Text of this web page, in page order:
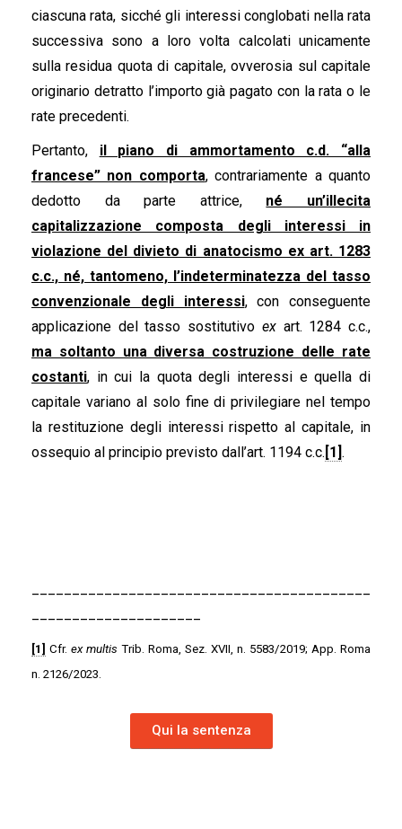
ciascuna rata, sicché gli interessi conglobati nella rata
successiva sono a loro volta calcolati unicamente
sulla residua quota di capitale, ovverosia sul capitale
originario detratto l’importo già pagato con la rata o le
rate precedenti.
Pertanto, il piano di ammortamento c.d. “alla
francese” non comporta, contrariamente a quanto
dedotto da parte attrice, né un’illecita
capitalizzazione composta degli interessi in
violazione del divieto di anatocismo ex art. 1283
c.c., né, tantomeno, l’indeterminatezza del tasso
convenzionale degli interessi, con conseguente
applicazione del tasso sostitutivo exart. 1284 c.c.,
ma soltanto una diversa costruzione delle rate
costanti, in cui la quota degli interessi e quella di
capitale variano al solo fine di privilegiare nel tempo
la restituzione degli interessi rispetto al capitale, in
ossequio al principio previsto dall’art. 1194 c.c. [1].
[1] Cfr. ex multis Trib. Roma, Sez. XVII, n. 5583/2019; App. Roma
n. 2126/2023.
Qui la sentenza